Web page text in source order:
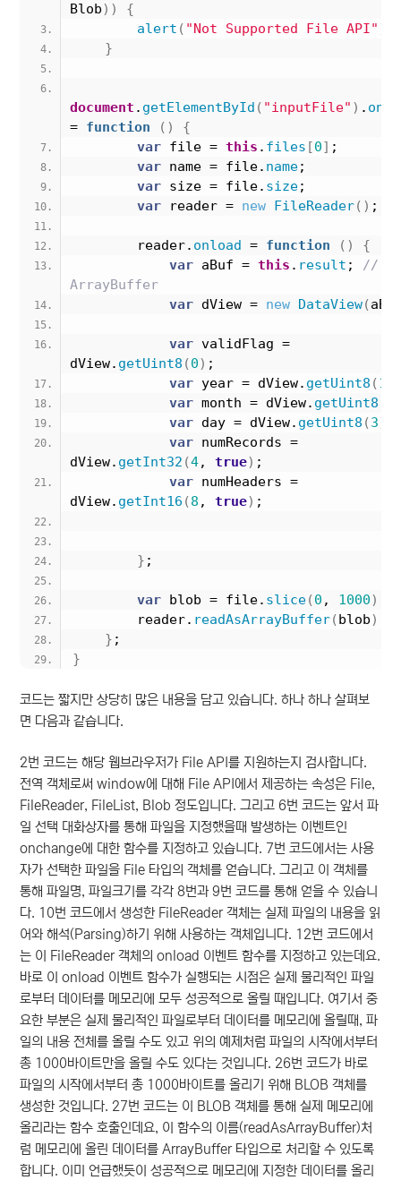
Blob) )
{
alert ( "Not Supported File API" )
}
document . getElementById ( "inputFile" ) .
= function ( )
{
var file = this . files [0] ;
var name = file. name;
var size = file. size;
var reader = new FileReader( ) ;
        reader.
onload = function ( )
{
var aBuf = this . result ; //
ArrayBuffer
var dView = new DataView(
var validFlag =
dView. getUint8 (0) ;
var year = dView. getUint8 (1
var month = dView. getUint8
var day = dView. getUint8 (3)
var numRecords =
dView. getInt32 (4, true) ;
var numHeaders =
dView. getInt16 (8 , true) ;
} ;
var blob = file. slice(0 , 1000)
        reader.
readAsArrayBuffer( blob)
} ;
}
코드는 짧지만 상당히 많은 내용을 담고 있습니다. 하나 하나 살펴보
면 다음과 같습니다.
2번 코드는 해당 웹브라우저가 File API를 지원하는지 검사합니다.
전역 객체로써 window에 대해 File API에서 제공하는 속성은 File,
FileReader, FileList, Blob 정도입니다. 그리고 6번 코드는 앞서 파
일 선택 대화상자를 통해 파일을 지정했을때 발생하는 이벤트인
onchange에 대한 함수를 지정하고 있습니다. 7번 코드에서는 사용
자가 선택한 파일을 File 타입의 객체를 얻습니다. 그리고 이 객체를
통해 파일명, 파일크기를 각각 8번과 9번 코드를 통해 얻을 수 있습니
다. 10번 코드에서 생성한 FileReader 객체는 실제 파일의 내용을 읽
어와 해석(Parsing)하기 위해 사용하는 객체입니다. 12번 코드에서
는 이 FileReader 객체의 onload 이벤트 함수를 지정하고 있는데요.
바로 이 onload 이벤트 함수가 실행되는 시점은 실제 물리적인 파일
로부터 데이터를 메모리에 모두 성공적으로 올릴 때입니다. 여기서 중
요한 부분은 실제 물리적인 파일로부터 데이터를 메모리에 올릴때, 파
일의 내용 전체를 올릴 수도 있고 위의 예제처럼 파일의 시작에서부터
총 1000바이트만을 올릴 수도 있다는 것입니다. 26번 코드가 바로
파일의 시작에서부터 총 1000바이트를 올리기 위해 BLOB 객체를
생성한 것입니다. 27번 코드는 이 BLOB 객체를 통해 실제 메모리에
올리라는 함수 호출인데요, 이 함수의 이름(readAsArrayBuffer)처
럼 메모리에 올린 데이터를 ArrayBuffer 타입으로 처리할 수 있도록
합니다. 이미 언급했듯이 성공적으로 메모리에 지정한 데이터를 올리